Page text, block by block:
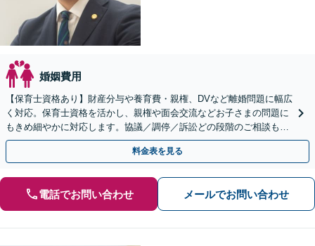
婚姻費用
【保育士資格あり】財産分与や養育費・親権、DVなど離婚問題に幅広
く対応。保育士資格を活かし、親権や面会交流などお子さまの問題に
もきめ細やかに対応します。協議／調停／訴訟どの段階のご相談もお
任せください【赤坂見附3分】【お子さま連れ相談可】
料金表を見る
電話でお問い合わせ メールでお問い合わせ